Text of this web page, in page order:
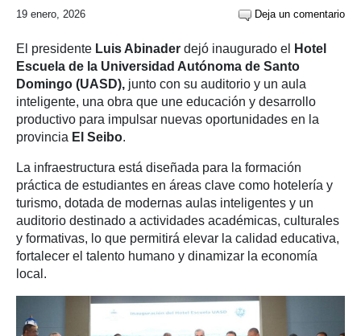
19 enero, 2026 Deja un comentario
El presidente Luis Abinader dejó inaugurado el
Hotel
Escuela de la Universidad Autónoma de Santo
Domingo (UASD), junto con su auditorio y un aula
inteligente, una obra que une educación y desarrollo
productivo para impulsar nuevas oportunidades en la
provincia El Seibo.
La infraestructura está diseñada para la formación
práctica de estudiantes en áreas clave como hotelería y
turismo, dotada de modernas aulas inteligentes y un
auditorio destinado a actividades académicas, culturales
y formativas, lo que permitirá elevar la calidad educativa,
fortalecer el talento humano y dinamizar la economía
local.